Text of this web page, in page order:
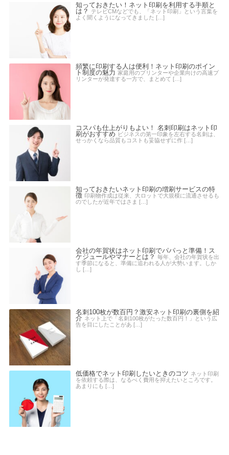
知っておきたい！ネット印刷を利用する手順と
は？
テレビCMなどでも、「ネット印刷」という言葉を
よく聞くようになってきました […]
頻繁に印刷する人は便利！ネット印刷のポイン
ト制度の魅力 家庭用のプリンターや企業向けの高速プ
リンターが発達する一方で、まとめて […]
コスパも仕上がりもよい！ 名刺印刷はネット印
刷がおすすめ ビジネスの第一印象を左右する名刺は、
せっかくなら品質もコストも妥協せずに作 […]
知っておきたいネット印刷の増刷サービスの特
徴 印刷物作成は従来、大ロットで大規模に流通させるも
のでしたが近年ではさま […]
会社の年賀状はネット印刷でパパっと準備！ス
ケジュールやマナーとは？ 毎年、会社の年賀状を出
す季節になると、準備に追われる人が大勢います。しか
し […]
名刺100枚が数百円？激安ネット印刷の裏側を紹
介 ネット上で「名刺100枚がたった数百円！」という広
告を目にしたことがあ […]
低価格でネット印刷したいときのコツ ネット印刷
を依頼する際は、なるべく費用を抑えたいところです。
あまりにも […]